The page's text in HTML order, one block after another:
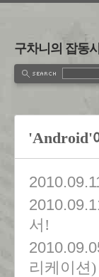
구차니의 잡동
'Android'
서!
리케이션)